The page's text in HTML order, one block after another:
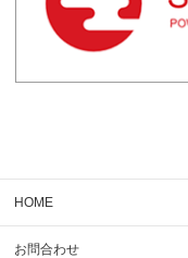
HOME
お問合わせ